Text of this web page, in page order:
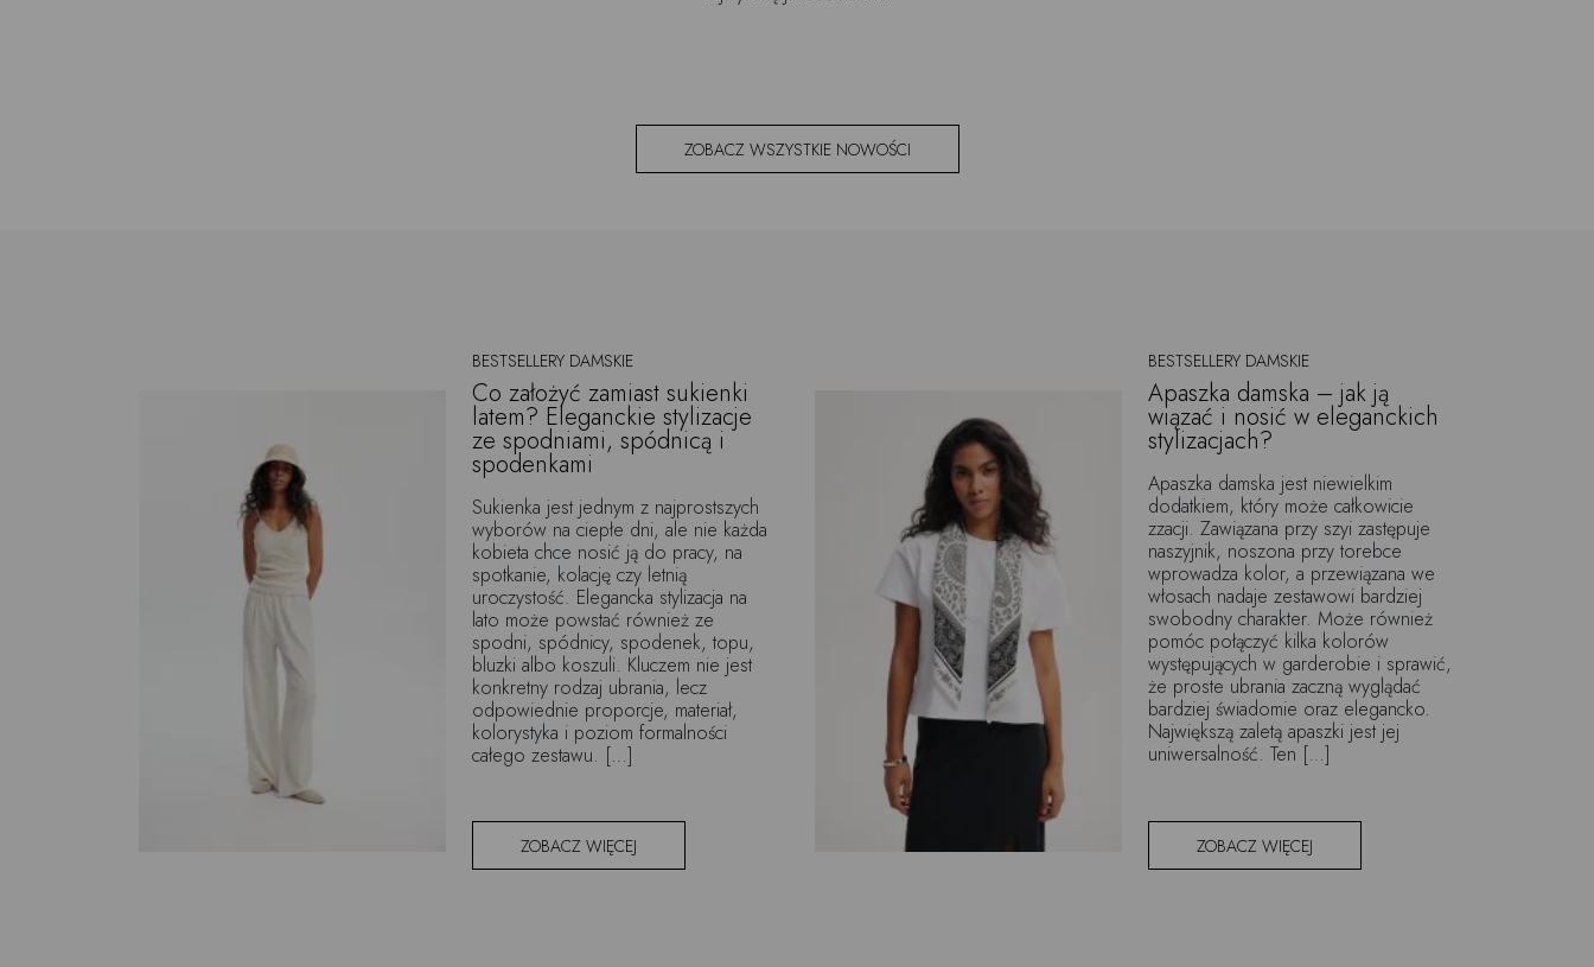
ZOBACZ WSZYSTKIE NOWOŚCI
BESTSELLERY DAMSKIE
Co założyć zamiast sukienki
latem? Eleganckie stylizacje
ze spodniami, spódnicą i
spodenkami
Sukienka jest jednym z najprostszych
wyborów na ciepłe dni, ale nie każda
kobieta chce nosić ją do pracy, na
spotkanie, kolację czy letnią
uroczystość. Elegancka stylizacja na
lato może powstać również ze
spodni, spódnicy, spodenek, topu,
bluzki albo koszuli. Kluczem nie jest
konkretny rodzaj ubrania, lecz
odpowiednie proporcje, materiał,
kolorystyka i poziom formalności
całego zestawu. […]
ZOBACZ WIĘCEJ
BESTSELLERY DAMSKIE
Apaszka damska – jak ją
wiązać i nosić w eleganckich
stylizacjach?
Apaszka damska jest niewielkim
dodatkiem, który może całkowicie
zzacji. Zawiązana przy szyi zastępuje
naszyjnik, noszona przy torebce
wprowadza kolor, a przewiązana we
włosach nadaje zestawowi bardziej
swobodny charakter. Może również
pomóc połączyć kilka kolorów
występujących w garderobie i sprawić,
że proste ubrania zaczną wyglądać
bardziej świadomie oraz elegancko.
Największą zaletą apaszki jest jej
uniwersalność. Ten […]
ZOBACZ WIĘCEJ